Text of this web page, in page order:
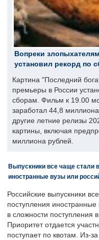
Вопреки
установил рекорд по
Картина "Последний
премьеры в России
сборам. Фильм к 19.00
заработал 44,8
другие летние релизы
картины, включая
миллиона рублей.
Выпускники все чаще стали
иностранные вузы или
Российские выпускники
поступления
в сложности поступления
Приоритет отдается
поступает по квотам. Из-